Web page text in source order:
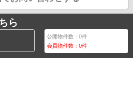
ら
公開物件数：0件
会員物件数：0件